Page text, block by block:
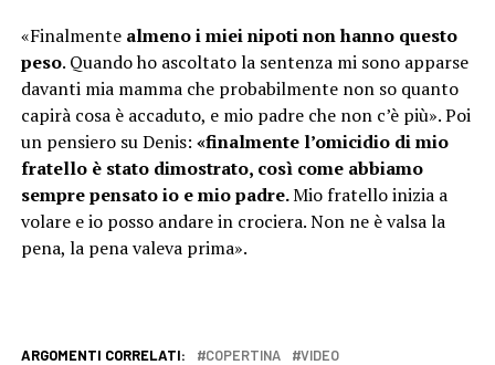
«Finalmente almeno i miei nipoti non hanno questo
peso. Quando ho ascoltato la sentenza mi sono apparse
davanti mia mamma che probabilmente non so quanto
capirà cosa è accaduto, e mio padre che non c’è più». Poi
un pensiero su Denis: «finalmente l’omicidio di mio
fratello è stato dimostrato, così come abbiamo
sempre pensato io e mio padre.Mio fratello inizia a
volare e io posso andare in crociera. Non ne è valsa la
pena, la pena valeva prima».
ARGOMENTI CORRELATI: COPERTINA VIDEO